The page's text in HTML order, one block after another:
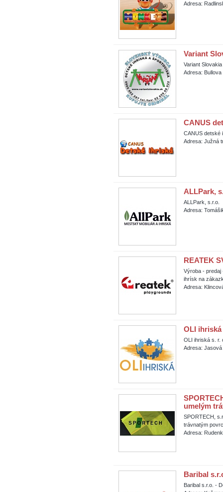
Adresa:
Variant
Variant Slovakia
Adresa:
CANUS
CANUS detské
Adresa: Južná
ALLPark,
ALLPark, s.r.o.
Adresa:
REATEK
Výroba -
ihrísk na
Adresa:
OLI ihriská
OLI ihriská s. r.
Adresa:
umelým
SPORTECH,
trávnatým
Adresa:
Baribal
Baribal s.r.o. -